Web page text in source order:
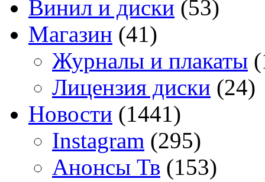
Винил и диски (53)
Магазин (41)
Журналы и плакаты
Лицензия диски (24)
Новости (1441)
Instagram (295)
Анонсы Тв (153)